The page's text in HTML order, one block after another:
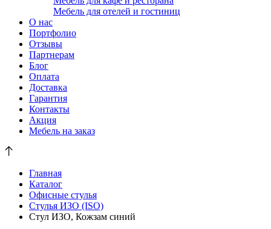
Мебель для отелей и гостиниц
О нас
Портфолио
Отзывы
Партнерам
Блог
Оплата
Доставка
Гарантия
Контакты
Акция
Мебель на заказ
Главная
Каталог
Офисные стулья
Стулья ИЗО (ISO)
Стул ИЗО, Кожзам синий